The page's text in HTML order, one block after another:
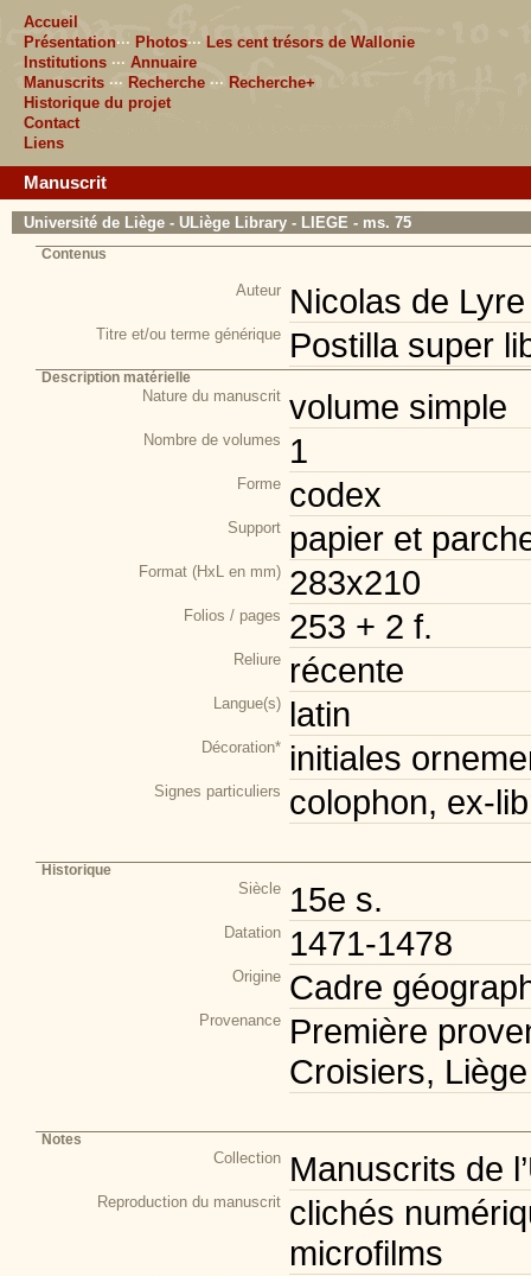
Accueil
Présentation··· Photos··· Les cent trésors de Wallonie
Institutions ··· Annuaire
Manuscrits ··· Recherche ··· Recherche+
Historique du projet
Contact
Liens
Manuscrit
Université de Liège - ULiège Library - LIEGE - ms. 75
Contenus
Auteur Nicolas de
Titre et/ou terme générique Postilla super
Description matérielle
Nature du manuscrit volume simple
Nombre de volumes 1
Forme codex
Support papier et
Format (HxL en mm) 283x210
Folios / pages 253 + 2 f.
Reliure récente
Langue(s) latin
Décoration* initiales
Signes particuliers colophon, ex-
Historique
Siècle 15e s.
Datation 1471-1478
Origine Cadre
Provenance Première
Croisiers, Liège
Notes
Collection Manuscrits de
Reproduction du manuscrit clichés
microfilms